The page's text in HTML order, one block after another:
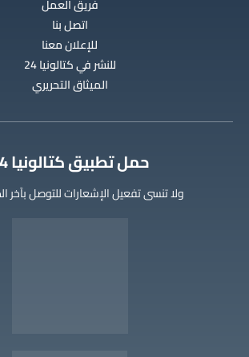
فريق العمل
اتصل بنا
للإعلان معنا
للنشر في كتالونيا 24
الميثاق التحريري
‫حمل تطبيق كتالونيا 24
ولا تنسى تفعيل الإشعارات للتوصل بآخر